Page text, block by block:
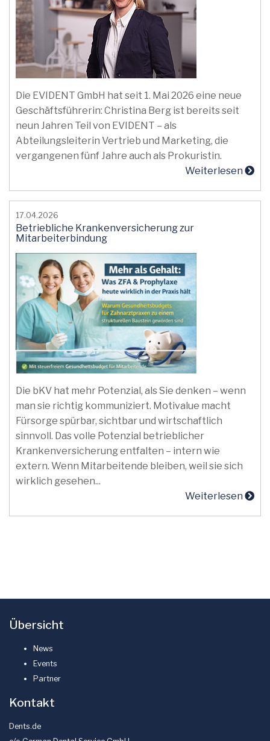
Die EVIDENT GmbH hat seit 1. Mai 2026 eine neue
Geschäftsführerin: Christina Berg ist bereits seit
neun Jahren Teil von EVIDENT – als
Abteilungsleiterin Vertrieb und Marketing, die
vergangenen fünf Jahre auch als Prokuristin.
Weiterlesen
17.04.2026
Betriebliche Krankenversicherung zur
Mitarbeiterbindung
Die bKV hat mehr Potenzial, als Sie denken – wenn
man sie richtig kommuniziert. Motivalue macht
Fürsorge spürbar, sichtbar und wirtschaftlich
sinnvoll. Das volle Potenzial betrieblicher
Krankenversicherung entfalten – intern wie
extern. Wenn Mitarbeitende bleiben, weil sie sich
wirklich gesehen...
Weiterlesen
Übersicht
News
Events
Partner
Kontakt
Dents.de